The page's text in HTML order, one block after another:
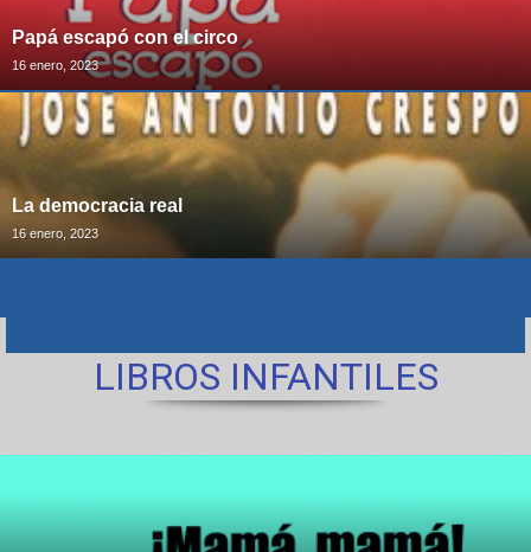
Papá escapó con el circo
16 enero, 2023
La democracia real
16 enero, 2023
LIBROS INFANTILES